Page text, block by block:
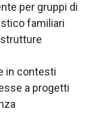
per gruppi di
familiari
in contesti
a progetti